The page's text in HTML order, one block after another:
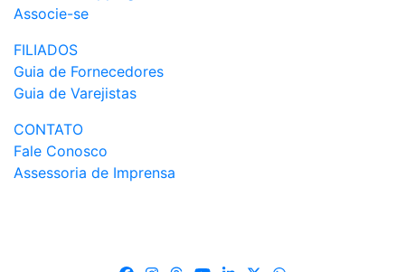
Associe-se
FILIADOS
Guia de Fornecedores
Guia de Varejistas
CONTATO
Fale Conosco
Assessoria de Imprensa